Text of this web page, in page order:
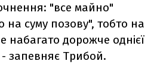
"все майно"
суму позову", тобто на
набагато дорожче однієї
- запевняє Трибой.